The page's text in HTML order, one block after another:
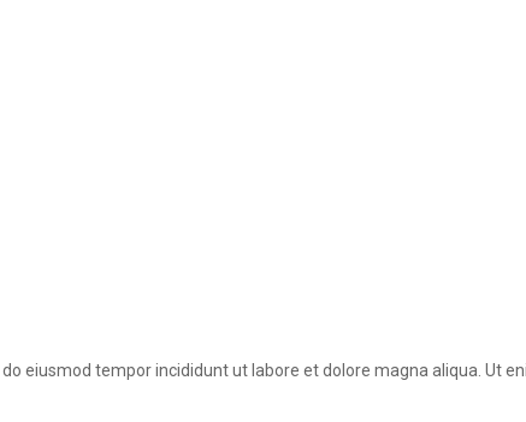
eiusmod tempor incididunt ut labore et dolore magna aliqua. Ut